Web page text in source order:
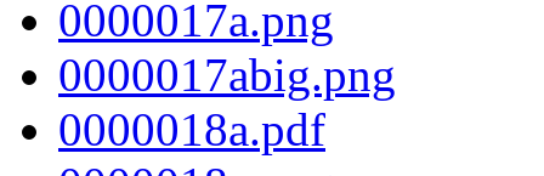
0000017a.png
0000017abig.png
0000018a.pdf